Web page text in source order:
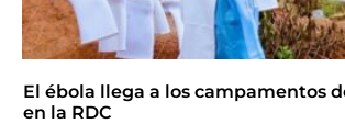
El ébola llega a los campamentos
en la RDC